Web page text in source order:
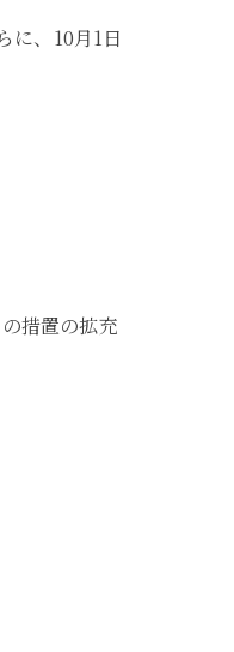
に、10月1日
措置の拡充